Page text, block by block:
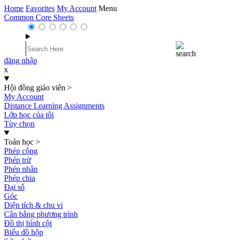
Home Favorites My Account Menu
Common Core Sheets
đăng nhập
x
Hội đồng giáo viên >
My Account
Distance Learning Assignments
Lớp học của tôi
Tùy chọn
Toán học >
Phép cộng
Phép trừ
Phép nhân
Phép chia
Đại số
Góc
Diện tích & chu vi
Cân bằng phương trình
Đồ thị hình cột
Biểu đồ hộp